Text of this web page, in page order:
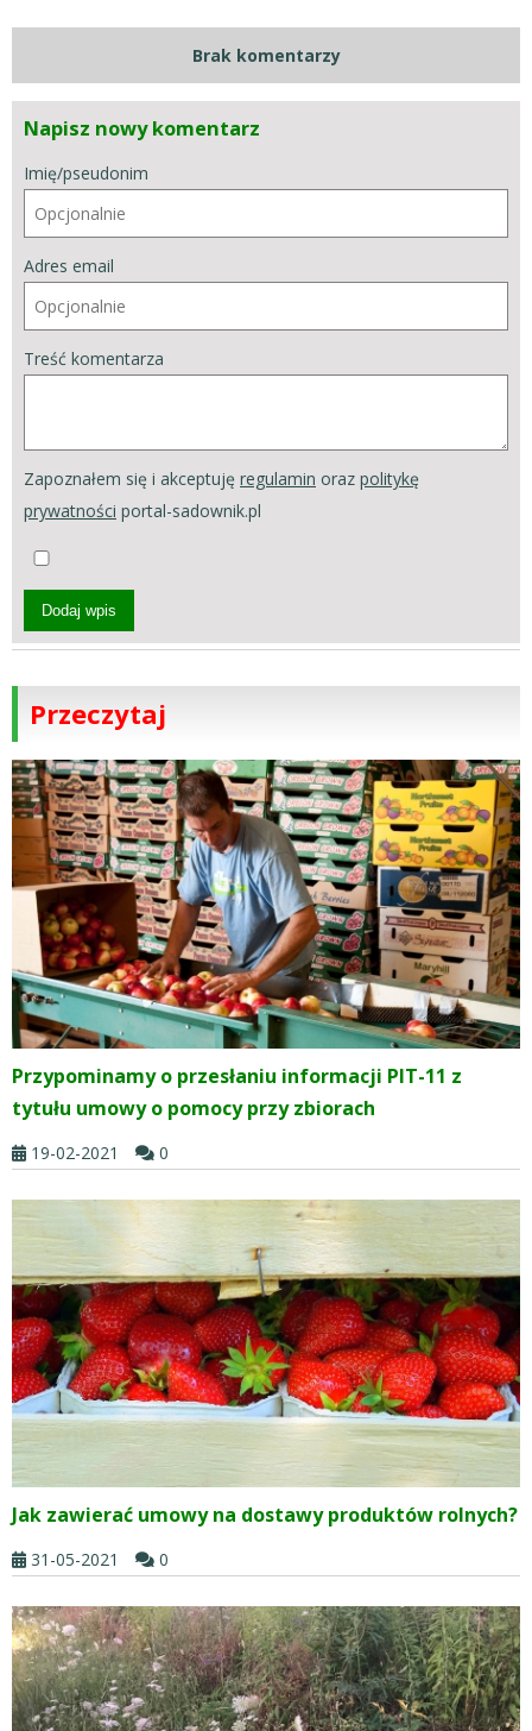
Brak komentarzy
Napisz nowy komentarz
Imię/pseudonim
Adres email
Treść komentarza
Zapoznałem się i akceptuję regulamin oraz politykę
prywatności portal-sadownik.pl
Dodaj wpis
Przeczytaj
Przypominamy o przesłaniu informacji PIT-11 z
tytułu umowy o pomocy przy zbiorach
19-02-2021 0
Jak zawierać umowy na dostawy produktów rolnych?
31-05-2021 0